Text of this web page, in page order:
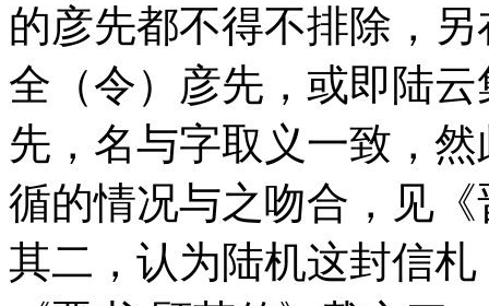
的彦先都不得不排除，
全（令）彦先，或即陆
先，名与字取义一致，
循的情况与之吻合，见
其二，认为陆机这封信